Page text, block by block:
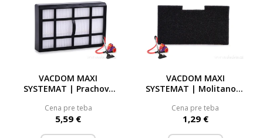
VACDOM MAXI
SYSTEMAT | Prachový
Cena pre teba
5,59 €
VACDOM MAXI
SYSTEMAT | Molitanový
Cena pre teba
1,29 €